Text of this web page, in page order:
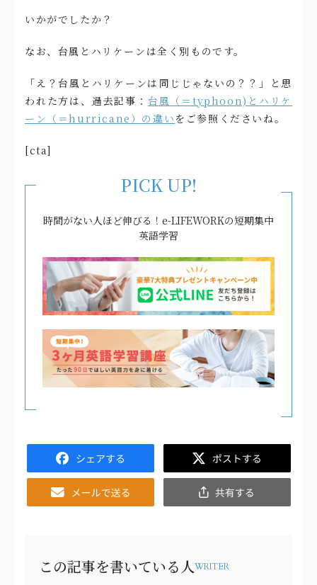
いかがでしたか？
なお、台風とハリケーンは全く別ものです。
「え？台風とハリケーンは同じじゃないの？？」と思
われた方は、過去記事： 台風（＝typhoon)とハリケ
ーン（＝hurricane）の違い をご参照くださいね。
[cta]
PICK UP!
時間がない人ほど伸びる！e-LIFEWORKの短期集中
英語学習
Facebook
Twitter
Email
共
有
この記事を書いている人WRITER